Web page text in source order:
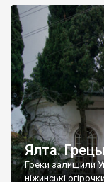
Ялта.
Греки залишили
ніжинські